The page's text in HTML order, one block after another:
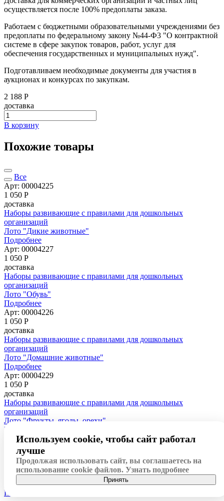
осуществляется после 100% предоплаты заказа.
Работаем с бюджетными образовательными учреждениями без
предоплаты по федеральному закону №44-Ф3 "О контрактной
системе в сфере закупок товаров, работ, услуг для
обеспечения государственных и муниципальных нужд".
Подготавливаем необходимые документы для участия в
аукционах и конкурсах по закупкам.
2 188 Р
доставка
В корзину
Похожие товары
Все
Арт: 00004225
1 050 Р
доставка
Наборы развивающие с правилами для дошкольных
организаций
Лото "Дикие животные"
Подробнее
Арт: 00004227
1 050 Р
доставка
Наборы развивающие с правилами для дошкольных
организаций
Лото "Обувь"
Подробнее
Арт: 00004226
1 050 Р
доставка
Наборы развивающие с правилами для дошкольных
организаций
Лото "Домашние животные"
Подробнее
Арт: 00004229
1 050 Р
доставка
Наборы развивающие с правилами для дошкольных
организаций
Лото "Фрукты, ягоды, орехи"
Подробнее
Арт: 00004228
1 050Р
доставка
Наборы развивающие с правилами для дошкольных
организаций
Лото "Овощи"
Подробнее
Используем cookie, чтобы сайт работал
лучше
Продолжая использовать сайт, вы соглашаетесь на
использование cookie файлов. Узнать подробнее
Принять